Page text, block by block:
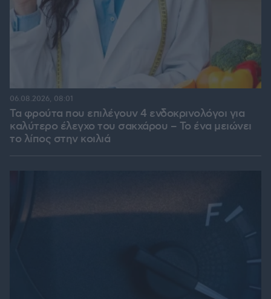
Τα φρούτα που επιλέγουν 4 ενδοκρινολόγοι για
καλύτερο έλεγχο του σακχάρου – Το ένα μειώνει
το λίπος στην κοιλιά
06.08.2026, 08:01